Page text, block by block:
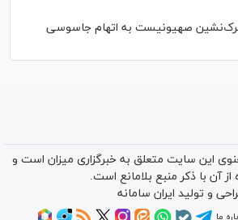
صهیونیست به اتهام جاسوسی
این سایت متعلق به خبرگزاری میزان است و
از آن با ذکر منبع بلامانع است.
و تولید ایران سامانه
ما